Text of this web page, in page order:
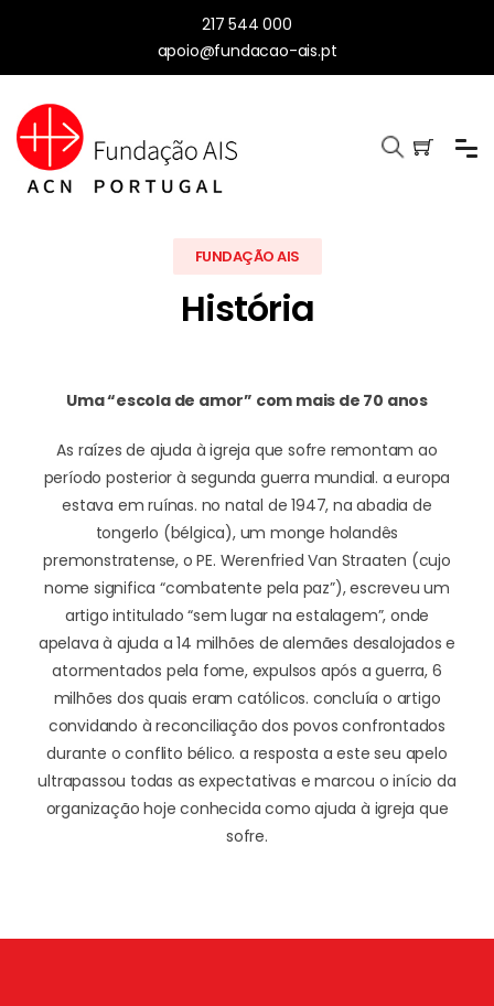
217 544 000
apoio@fundacao-ais.pt
FUNDAÇÃO AIS
História
Uma “escola de amor” com mais de 70 anos
As raízes de ajuda à igreja que sofre remontam ao
período posterior à segunda guerra mundial. a europa
estava em ruínas. no natal de 1947, na abadia de
tongerlo (bélgica), um monge holandês
premonstratense, o PE. Werenfried Van Straaten (cujo
nome significa “combatente pela paz”), escreveu um
artigo intitulado “sem lugar na estalagem”, onde
apelava à ajuda a 14 milhões de alemães desalojados e
atormentados pela fome, expulsos após a guerra, 6
milhões dos quais eram católicos. concluía o artigo
convidando à reconciliação dos povos confrontados
durante o conflito bélico. a resposta a este seu apelo
ultrapassou todas as expectativas e marcou o início da
organização hoje conhecida como ajuda à igreja que
sofre.